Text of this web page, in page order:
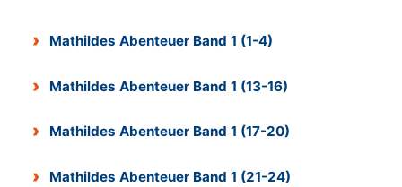
Mathildes Abenteuer Band 1 (1-4)
Mathildes Abenteuer Band 1 (13-16)
Mathildes Abenteuer Band 1 (17-20)
Mathildes Abenteuer Band 1 (21-24)